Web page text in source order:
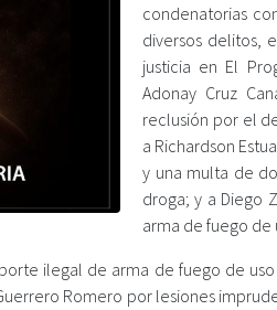
condenatorias
diversos delitos,
justicia en El
Adonay Cruz
reclusión por el
a Richardson
y una multa de
droga; y a Diego
arma de fuego de
ilegal de arma de fuego de
Romero por lesiones